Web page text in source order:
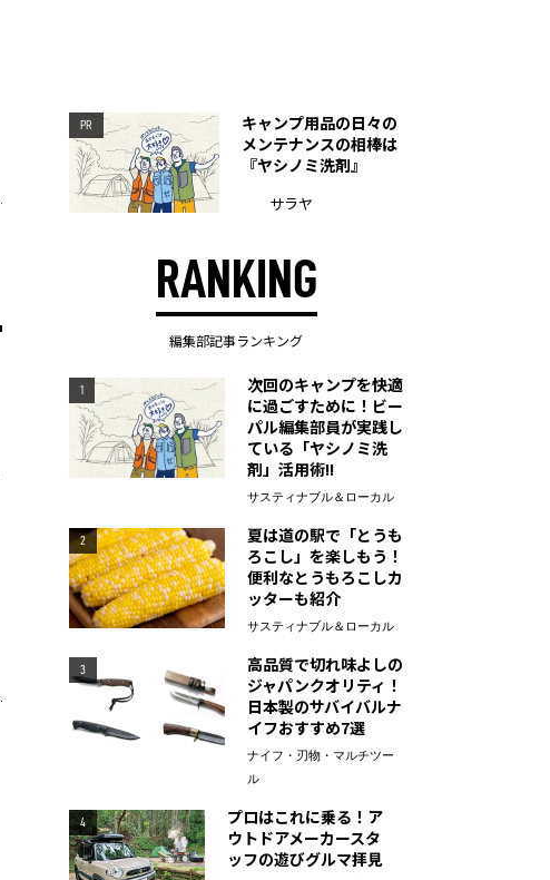
PR
キャンプ用品の日々の
メンテナンスの相棒は
『ヤシノミ洗剤』
サラヤ
RANKING
編集部記事ランキング
1
次回のキャンプを快適
に過ごすために！ビー
パル編集部員が実践し
ている「ヤシノミ洗
剤」活用術!!
サスティナブル＆ローカル
2
夏は道の駅で「とうも
ろこし」を楽しもう！
便利なとうもろこしカ
ッターも紹介
サスティナブル＆ローカル
3
高品質で切れ味よしの
ジャパンクオリティ！
日本製のサバイバルナ
イフおすすめ7選
ナイフ・刃物・マルチツー
ル
4
プロはこれに乗る！ア
ウトドアメーカースタ
ッフの遊びグルマ拝見